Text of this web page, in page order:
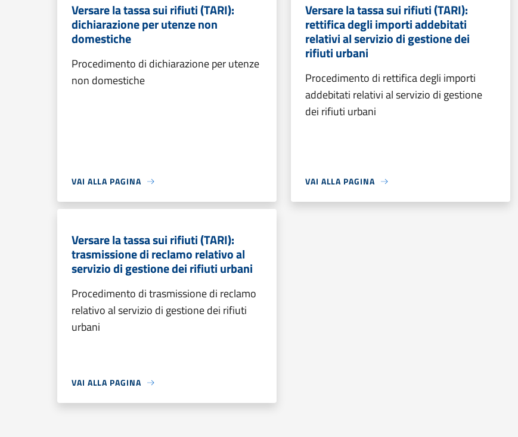
Versare la tassa sui rifiuti (TARI):
dichiarazione per utenze non
domestiche
Procedimento di dichiarazione per utenze
non domestiche
VAI ALLA PAGINA
Versare la tassa sui rifiuti (TARI):
rettifica degli importi addebitati
relativi al servizio di gestione dei
rifiuti urbani
Procedimento di rettifica degli importi
addebitati relativi al servizio di gestione
dei rifiuti urbani
VAI ALLA PAGINA
Versare la tassa sui rifiuti (TARI):
trasmissione di reclamo relativo al
servizio di gestione dei rifiuti urbani
Procedimento di trasmissione di reclamo
relativo al servizio di gestione dei rifiuti
urbani
VAI ALLA PAGINA